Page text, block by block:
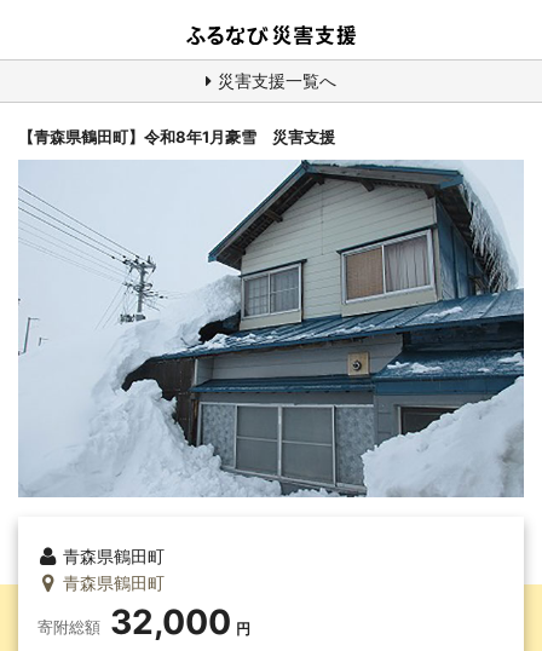
災害支援一覧へ
【青森県鶴田町】令和8年1月豪雪 災害支援
青森県鶴田町
青森県鶴田町
寄附総額 32,000